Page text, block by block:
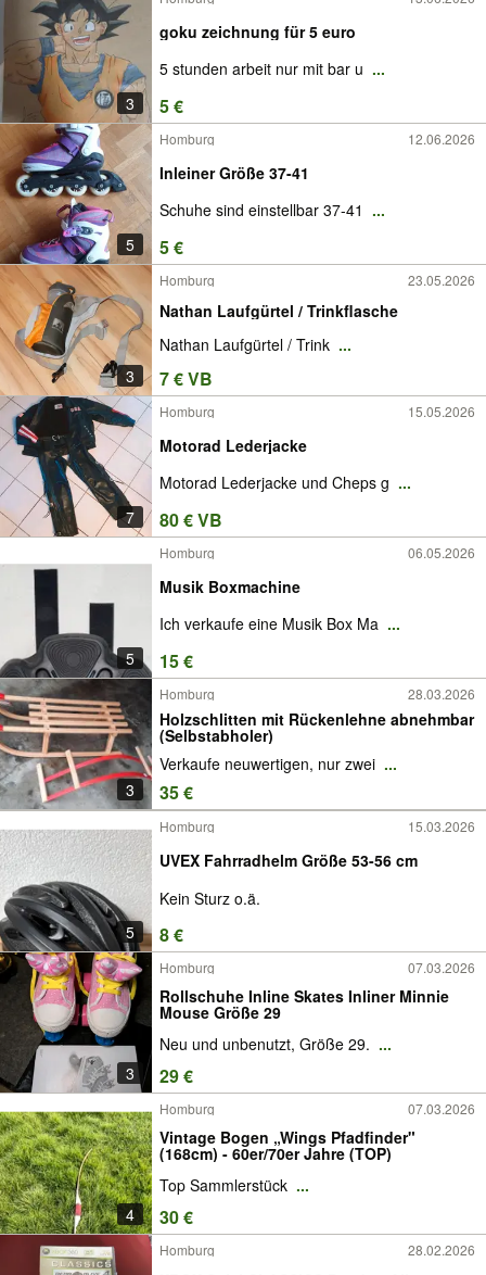
3
goku zeichnung für 5 euro
5 stunden arbeit nur mit bar u ...
5 €
5
Homburg 12.06.2026
Inleiner Größe 37-41
Schuhe sind einstellbar 37-41 ...
5 €
3
Homburg 23.05.2026
Nathan Laufgürtel / Trinkflasche
Nathan Laufgürtel / Trink ...
7 € VB
7
Homburg 15.05.2026
Motorad Lederjacke
Motorad Lederjacke und Cheps g ...
80 € VB
5
Homburg 06.05.2026
Musik Boxmachine
Ich verkaufe eine Musik Box Ma ...
15 €
3
Homburg 28.03.2026
Holzschlitten mit Rückenlehne abnehmbar
(Selbstabholer)
Verkaufe neuwertigen, nur zwei ...
35 €
5
Homburg 15.03.2026
UVEX Fahrradhelm Größe 53-56 cm
Kein Sturz o.ä.
8 €
3
Homburg 07.03.2026
Rollschuhe Inline Skates Inliner Minnie
Mouse Größe 29
Neu und unbenutzt, Größe 29. ...
29 €
4
Homburg 07.03.2026
Vintage Bogen „Wings Pfadfinder"
(168cm) - 60er/70er Jahre (TOP)
Top Sammlerstück ...
30 €
Homburg 28.02.2026